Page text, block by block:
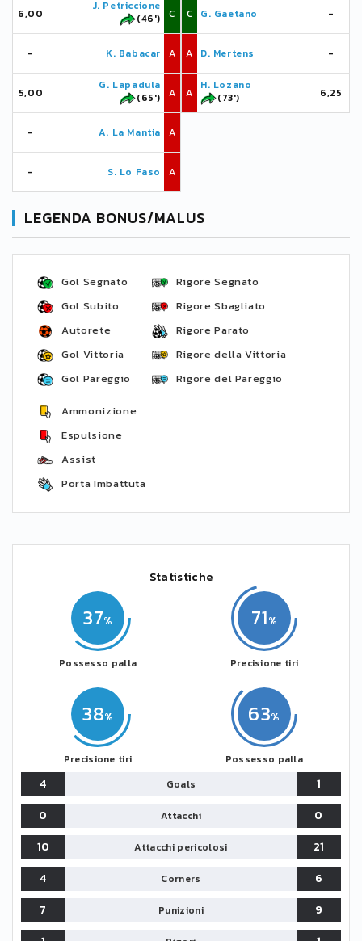
6,00
J. Petriccione
(46')
C
- K. Babacar A
5,00
G. Lapadula
(65')
A
- A. La Mantia A
- S. Lo Faso A
C G. Gaetano -
A D. Mertens -
A
H. Lozano
(73')
6,25
LEGENDA BONUS/MALUS
Gol Segnato
Gol Subito
Autorete
Gol Vittoria
Gol Pareggio
Rigore Segnato
Rigore Sbagliato
Rigore Parato
Rigore della Vittoria
Rigore del Pareggio
Ammonizione
Espulsione
Assist
Porta Imbattuta
Statistiche
37
Possesso palla
38
Precisione tiri
63
Possesso palla
71
Precisione tiri
4 Goals
1
0
Attacchi
0
10
Attacchi pericolosi
21
4
Corners
6
7
Punizioni
9